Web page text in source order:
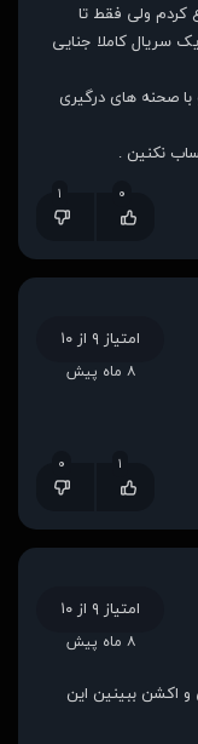
ولی فقط تا
سریال کاملا جنایی
با صحنه های درگیری
نکنین .
۰ ۱
۱ ۰
امتیاز ۹ از ۱۰
۸ ماه پیش
و اکشن ببینین این
امتیاز ۹ از ۱۰
۸ ماه پیش